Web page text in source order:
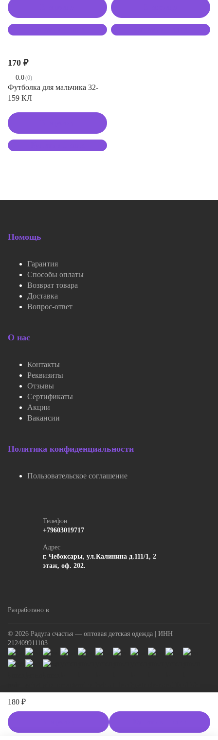
180 ₽
170 ₽
0.0(0)
Футболка для мальчика 32-
159 КЛ
Помощь
Гарантия
Способы оплаты
Возврат товара
Доставка
Вопрос-ответ
О нас
Контакты
Реквизиты
Отзывы
Сертификаты
Акции
Вакансии
Политика конфиденциальности
Пользовательское соглашение
Телефон
+79603019717
Адрес
г. Чебоксары, ул.Калинина д.111/1, 2
этаж, оф. 202.
Разработано в
© 2026 Радуга счастья — оптовая детская одежда | ИНН
212409911103